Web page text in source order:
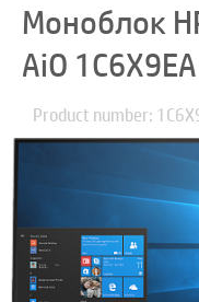
Моноблок
AiO 1C6X9EA
Product number: